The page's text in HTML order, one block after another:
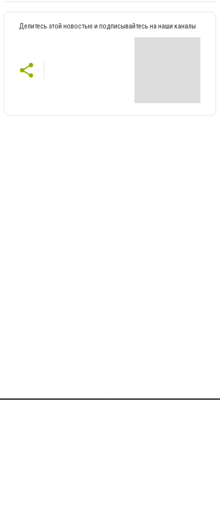
Делитесь этой новостью и подписывайтесь на наши каналы